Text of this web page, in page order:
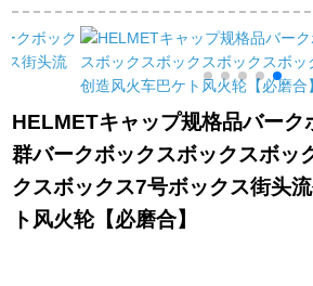
耐久性抜き群大人公
式试合トレイン用ボ
ル纯色-青5号ボル4-
センター室外セメッ
トの耐久性抜き群ボ
ストンハウス
HELMETキャップ规格品バーク
群バークボックスボックスボッ
クスボックス7号ボックス街头
ト风火轮【必磨合】